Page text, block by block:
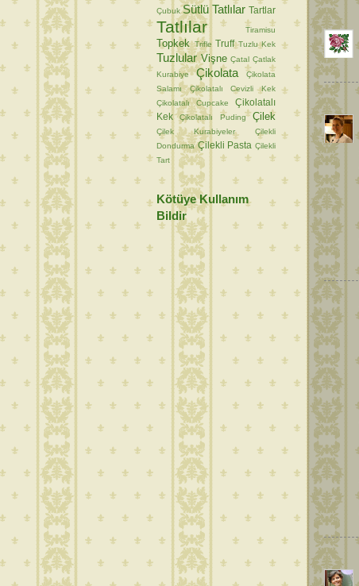
Çubuk Sütlü Tatlılar Tartlar
Tatlılar Tiramisu
Topkek Trifle Truff Tuzlu Kek
Tuzlular Vişne Çatal Çatlak
Kurabiye
Çikolata
Çikolata
Salamı
Çikolatalı Cevizli Kek
Çikolatalı Cupcake
Çikolatalı
Kek
Çikolatalı Puding Çilek
Çilek Kurabiyeler
Çilekli
Dondurma Çilekli Pasta Çilekli
Tart
Kötüye Kullanım
Bildir